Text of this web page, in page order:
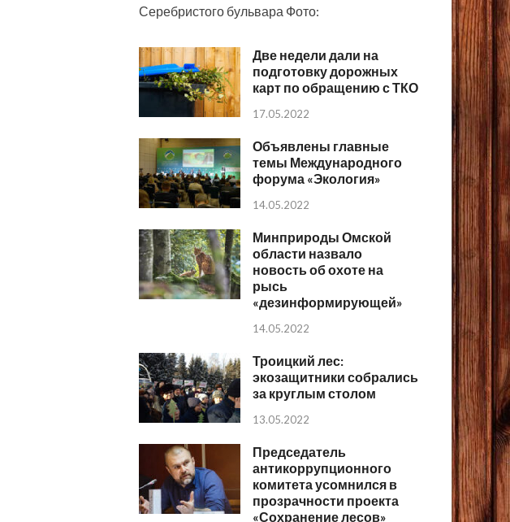
Серебристого бульвара Фото:
Две недели дали на
подготовку дорожных
карт по обращению с ТКО
17.05.2022
Объявлены главные
темы Международного
форума «Экология»
14.05.2022
Минприроды Омской
области назвало
новость об охоте на
рысь
«дезинформирующей»
14.05.2022
Троицкий лес:
экозащитники собрались
за круглым столом
13.05.2022
Председатель
антикоррупционного
комитета усомнился в
прозрачности проекта
«Сохранение лесов»